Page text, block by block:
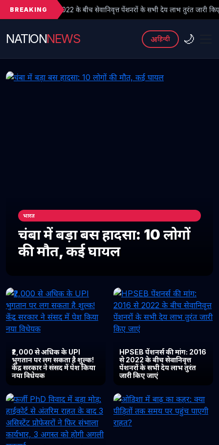
BREAKING
के बीच सेवानिवृत्त पेंशनरों के सभी देय लाभ तुरंत जारी किए जाएं ●
NATIONNEWS अहिन्दी 🌙
भारत
चंबा में बड़ा बस हादसा: 10 लोगों
की मौत, कई घायल
₹2,000 से अधिक के UPI
भुगतान पर लग सकता है शुल्क!
केंद्र सरकार ने संसद में पेश किया
नया विधेयक
HPSEB पेंशनर्स की मांग: 2016
से 2022 के बीच सेवानिवृत्त
पेंशनरों के सभी देय लाभ तुरंत
जारी किए जाएं